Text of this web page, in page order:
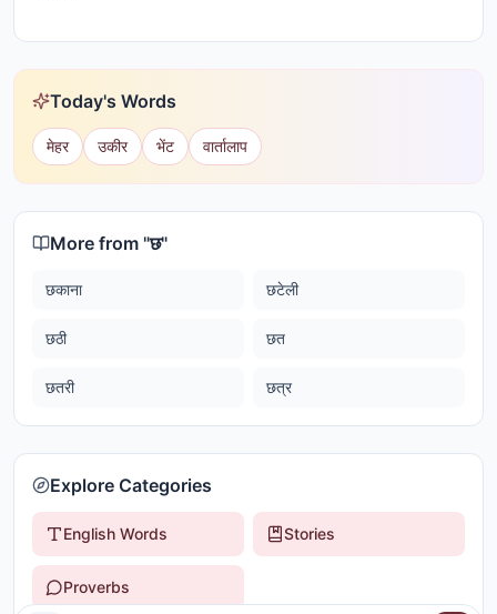
Today's Words
मेहर उकीर भेंट वार्तालाप
More from "छ"
छकाना छटेली
छठी छत
छतरी छत्र
Explore Categories
English Words Stories
Proverbs